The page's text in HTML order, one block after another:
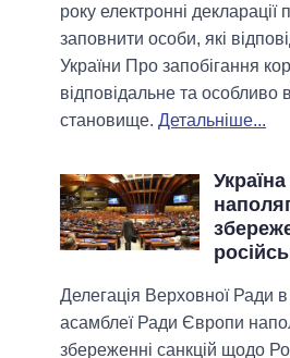
року електронні декларації
заповнити особи, які
України Про запобігання
відповідальне та особливо
становище. Детальніше...
Делегація Верховної Ради
асамблеї Ради Європи
збереженні санкцій щодо